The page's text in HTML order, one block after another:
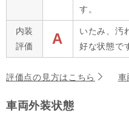
す。
内装
評価
A
いたみ、汚
好な状態で
評価点の見方はこちら 車
車両外装状態